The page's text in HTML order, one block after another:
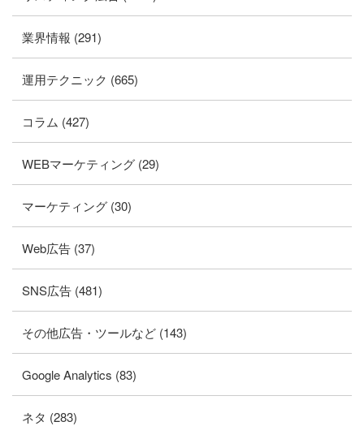
業界情報 (291)
運用テクニック (665)
コラム (427)
WEBマーケティング (29)
マーケティング (30)
Web広告 (37)
SNS広告 (481)
その他広告・ツールなど (143)
Google Analytics (83)
ネタ (283)